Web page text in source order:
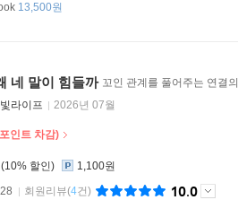
13,500원
네 말이 힘들까 꼬인 관계를 풀어주는 연결
라이프 2026년 07월
인트 차감)
10%
1,100원
회원리뷰(4건) 10.0